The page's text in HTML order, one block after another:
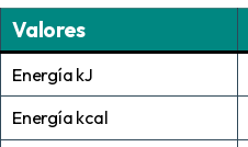
Valores
Energía kJ
Energía kcal